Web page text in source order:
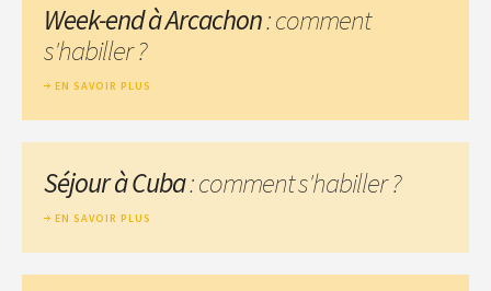
Week-end à Arcachon: comment
s'habiller ?
EN SAVOIR PLUS
Séjour à Cuba: comment s'habiller ?
EN SAVOIR PLUS